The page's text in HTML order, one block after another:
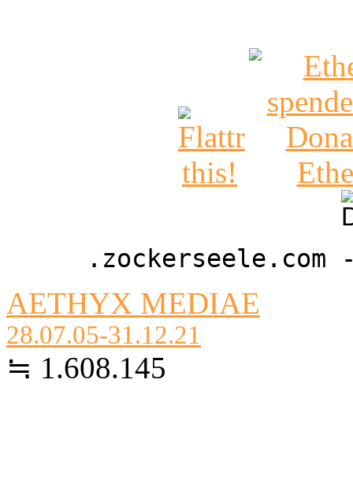
AETHYX MEDIAE
28.07.05-31.12.21
≒ 1.608.145